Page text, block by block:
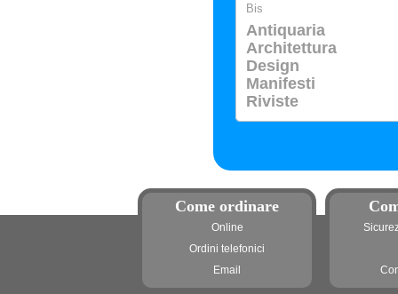
Bis
Antiquaria
Architettura
Design
Manifesti
Riviste
Come ordinare
Online
Ordini telefonici
Email